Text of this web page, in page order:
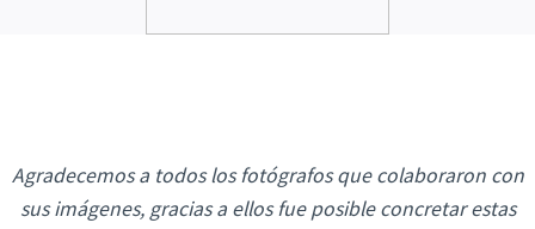
Agradecemos a todos los fotógrafos que colaboraron con
sus imágenes, gracias a ellos fue posible concretar estas